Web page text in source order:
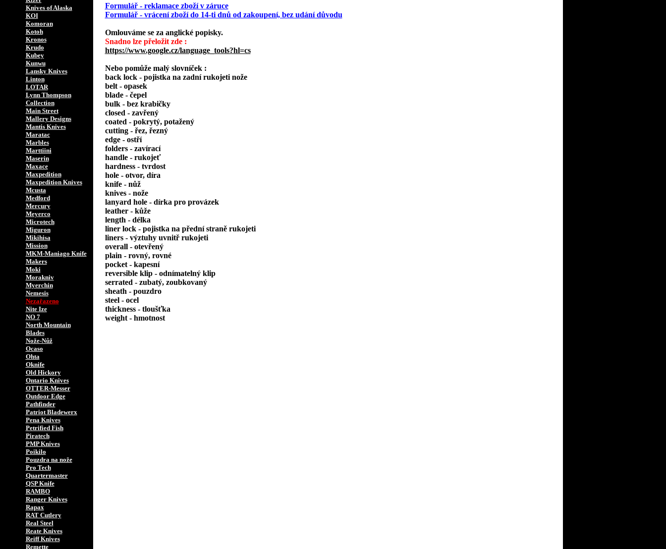
Knives of Alaska
KOI
Komoran
Kotoh
Kronos
Krudo
Kubey
Kunwu
Lansky Knives
Linton
LOTAR
Lynn Thompson
Collection
Main Street
Mallery Designs
Mantis Knives
Maratac
Marbles
Marttiini
Maserin
Maxace
Maxpedition
Maxpedition Knives
Mcusta
Medford
Mercury
Meyerco
Microtech
Miguron
Mikihisa
Mission
MKM-Maniago Knife
Makers
Moki
Morakniv
Myerchin
Nemesis
Nezařazeno
Nite Ize
NO 7
North Mountain
Blades
Nože-Nůž
Ocaso
Ohta
Oknife
Old Hickory
Ontario Knives
OTTER-Messer
Outdoor Edge
Pathfinder
Patriot Bladewerx
Pena Knives
Petrified Fish
Piratech
PMP Knives
Poikilo
Pouzdra na nože
Pro Tech
Quartermaster
QSP Knife
RAMBO
Ranger Knives
Rapax
RAT Cutlery
Real Steel
Reate Knives
Reiff Knives
Remette
Formulář - reklamace zboží v záruce
Formulář - vrácení zboží do 14-ti dnů od zakoupení, bez udání důvodu
Omlouváme se za anglické popisky.
Snadno lze přeložit zde :
https://www.google.cz/language_tools?hl=cs
Nebo pomůže malý slovníček :
back lock - pojistka na zadní rukojeti nože
belt - opasek
blade - čepel
bulk - bez krabičky
closed - zavřený
coated - pokrytý, potažený
cutting - řez, řezný
edge - ostří
folders - zavírací
handle - rukojeť
hardness - tvrdost
hole - otvor, díra
knife - nůž
knives - nože
lanyard hole - dírka pro provázek
leather - kůže
length - délka
liner lock - pojistka na přední straně rukojeti
liners - výztuhy uvnitř rukojeti
overall - otevřený
plain - rovný, rovné
pocket - kapesní
reversible klip - odnímatelný klip
serrated - zubatý, zoubkovaný
sheath - pouzdro
steel - ocel
thickness - tloušťka
weight - hmotnost